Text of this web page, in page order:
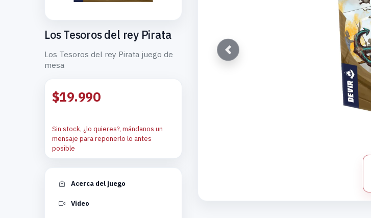
Los Tesoros del rey Pirata
Los Tesoros del rey Pirata juego de
mesa
$19.990
Sin stock, ¿lo quieres?, mándanos un
mensaje para reponerlo lo antes
posible
Acerca del juego
Video
Anterior